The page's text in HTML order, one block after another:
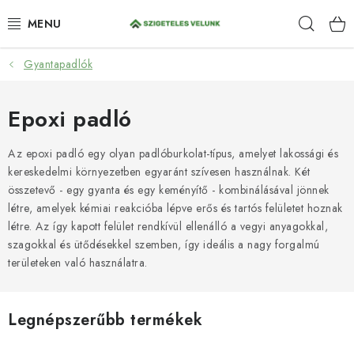
tartalomhoz
HIDROIZOLÁCIÓ
FESTÉKEK ÉS BEHATOLÁSOK
PADLÓK
ANTI-GRAFFITI
TÖMÍTŐANYAGOK
SZOLGÁLTATÁSOK
Gyantapadlók
Epoxi padló
Az epoxi padló egy olyan padlóburkolat-típus, amelyet lakossági és
kereskedelmi környezetben egyaránt szívesen használnak. Két
összetevő - egy gyanta és egy keményítő - kombinálásával jönnek
létre, amelyek kémiai reakcióba lépve erős és tartós felületet hoznak
létre. Az így kapott felület rendkívül ellenálló a vegyi anyagokkal,
szagokkal és ütődésekkel szemben, így ideális a nagy forgalmú
területeken való használatra.
Legnépszerűbb termékek